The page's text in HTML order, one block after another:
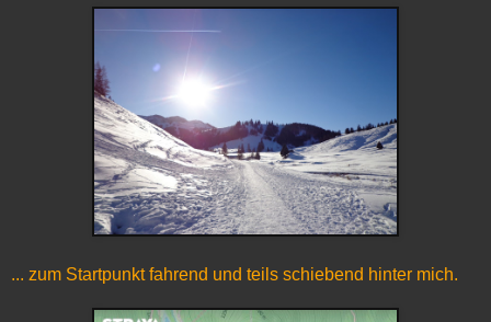
... zum Startpunkt fahrend und teils schiebend hinter mich.